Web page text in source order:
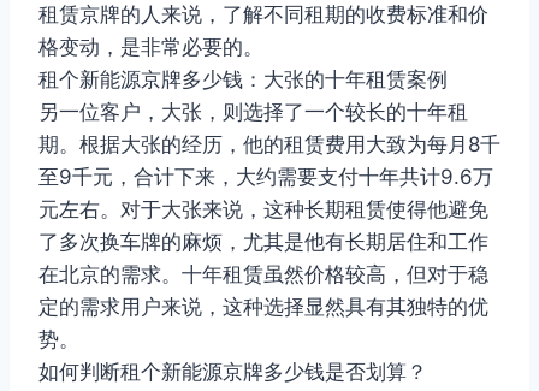
租赁京牌的人来说，了解不同租期的收费标准和价
格变动，是非常必要的。
租个新能源京牌多少钱：大张的十年租赁案例
另一位客户，大张，则选择了一个较长的十年租
期。根据大张的经历，他的租赁费用大致为每月8千
至9千元，合计下来，大约需要支付十年共计9.6万
元左右。对于大张来说，这种长期租赁使得他避免
了多次换车牌的麻烦，尤其是他有长期居住和工作
在北京的需求。十年租赁虽然价格较高，但对于稳
定的需求用户来说，这种选择显然具有其独特的优
势。
如何判断租个新能源京牌多少钱是否划算？